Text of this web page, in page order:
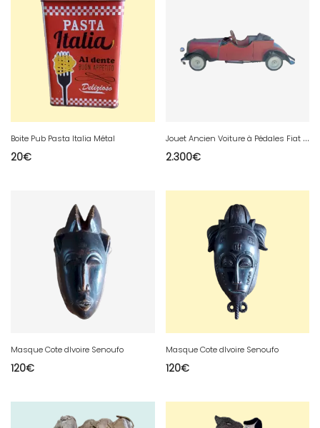
Boite Pub Pasta Italia Métal
20€
J
ouet Ancien Voiture à Pédales Fiat Tura développer Mills novelty Co de 1930
2.300€
Masque Cote dIvoire Senoufo
120€
Masque Cote dIvoire Senoufo
120€